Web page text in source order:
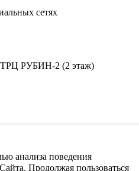
сетях
ТРЦ РУБИН-2 (2 этаж)
что вся информация
сайте носит исключительно
анализа поведения
Продолжая пользоваться